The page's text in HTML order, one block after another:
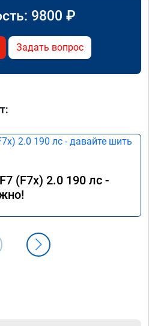
9800 ₽
Задать вопрос
(F7x) 2.0 190 лс -